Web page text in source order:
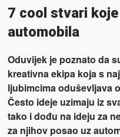
7 cool stvari
automobila
Oduvijek je poznato da
kreativna ekipa koja s
ljubimcima oduševljava
Često ideje uzimaju iz
tako i dođu na ideju za
za njihov posao uz